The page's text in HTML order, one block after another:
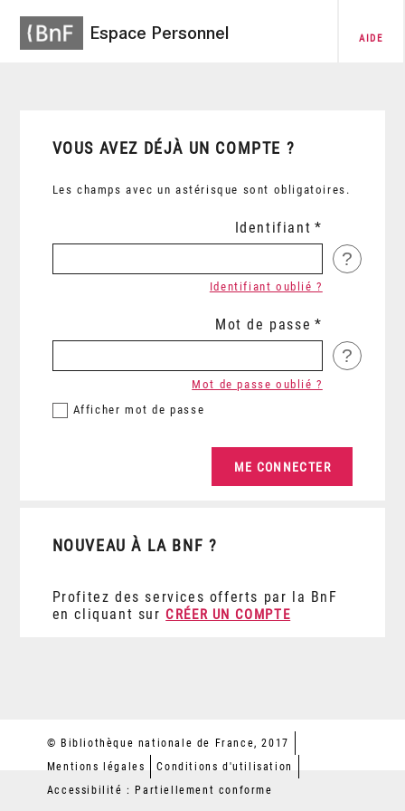
Espace Personnel AIDE
VOUS AVEZ DÉJÀ UN COMPTE ?
Les champs avec un astérisque sont obligatoires.
Identifiant
?
Identifiant oublié ?
Mot de passe
?
Afficher mot de passe
Mot de passe oublié ?
NOUVEAU À LA BNF ?
Profitez des services offerts par la BnF
en cliquant sur CRÉER UN COMPTE
© Bibliothèque nationale de France, 2017
Mentions légales
Conditions d'utilisation
Accessibilité : Partiellement conforme